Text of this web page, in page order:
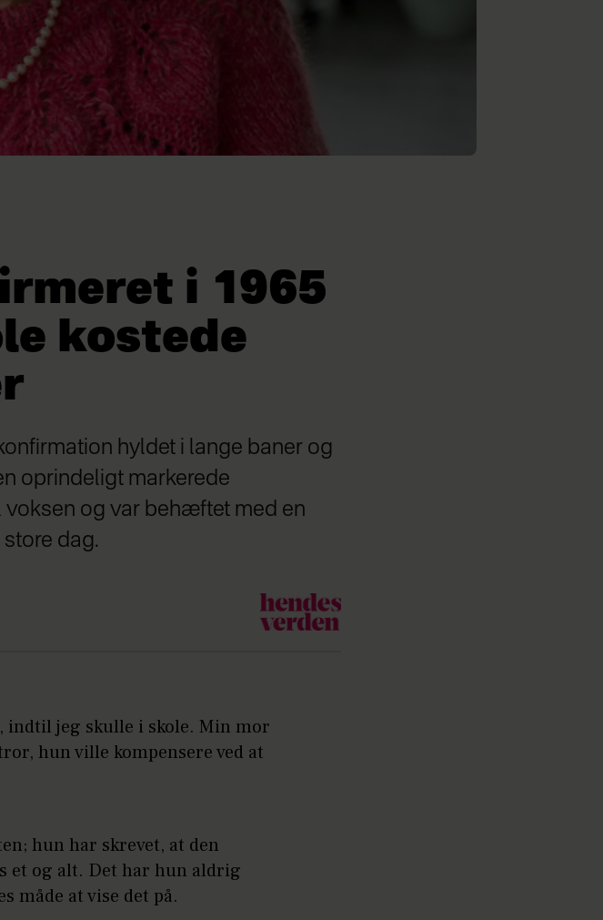
i 1965
kostede
hyldet i lange baner og
oprindeligt markerede
og var behæftet med en
dag.
indtil jeg skulle i skole. Min mor
hun ville kompensere ved at
hun har skrevet, at den
et og alt. Det har hun aldrig
måde at vise det på.